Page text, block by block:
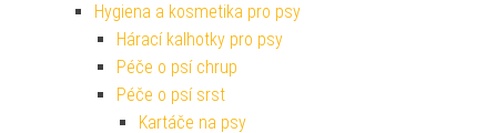
Hygiena a kosmetika pro psy
Hárací kalhotky pro psy
Péče o psí chrup
Péče o psí srst
Kartáče na psy